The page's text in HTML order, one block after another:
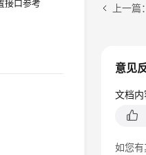
接口参考 上一
意见
文档内
如您